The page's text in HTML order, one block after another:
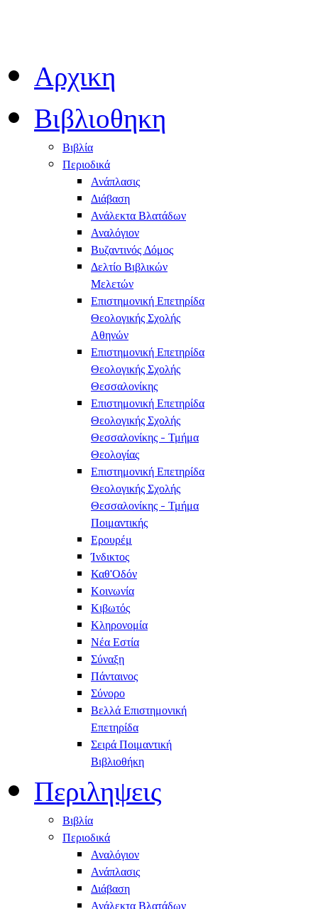
Αρχικη
Βιβλιοθηκη
Βιβλία
Περιοδικά
Ανάπλασις
Διάβαση
Ανάλεκτα Βλατάδων
Αναλόγιον
Βυζαντινός Δόμος
Δελτίο Βιβλικών
Μελετών
Επιστημονική Επετηρίδα
Θεολογικής Σχολής
Αθηνών
Επιστημονική Επετηρίδα
Θεολογικής Σχολής
Θεσσαλονίκης
Επιστημονική Επετηρίδα
Θεολογικής Σχολής
Θεσσαλονίκης - Τμήμα
Θεολογίας
Επιστημονική Επετηρίδα
Θεολογικής Σχολής
Θεσσαλονίκης - Τμήμα
Ποιμαντικής
Ερουρέμ
Ίνδικτος
Καθ'Οδόν
Κοινωνία
Κιβωτός
Κληρονομία
Νέα Εστία
Σύναξη
Πάνταινος
Σύνορο
Βελλά Επιστημονική
Επετηρίδα
Σειρά Ποιμαντική
Βιβλιοθήκη
Περιληψεις
Βιβλία
Περιοδικά
Αναλόγιον
Ανάπλασις
Διάβαση
Ανάλεκτα Βλατάδων